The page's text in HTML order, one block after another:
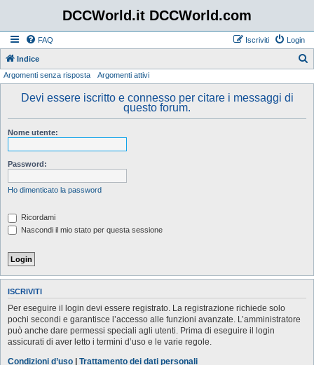
DCCWorld.it DCCWorld.com
FAQ Login
Iscriviti
Indice
Argomenti senza risposta Argomenti attivi
Devi essere iscritto e connesso per citare i messaggi di
questo forum.
Nome utente:
Password:
Ho dimenticato la password
Ricordami
Nascondi il mio stato per questa sessione
ISCRIVITI
Per eseguire il login devi essere registrato. La registrazione richiede solo
pochi secondi e garantisce l’accesso alle funzioni avanzate. L’amministratore
può anche dare permessi speciali agli utenti. Prima di eseguire il login
assicurati di aver letto i termini d’uso e le varie regole.
Condizioni d’uso | Trattamento dei dati personali